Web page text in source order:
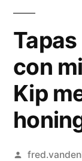
con
Kip
Geplaatst